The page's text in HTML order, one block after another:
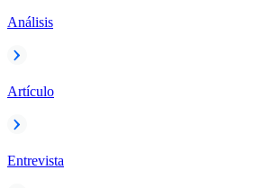
Análisis
Artículo
Entrevista